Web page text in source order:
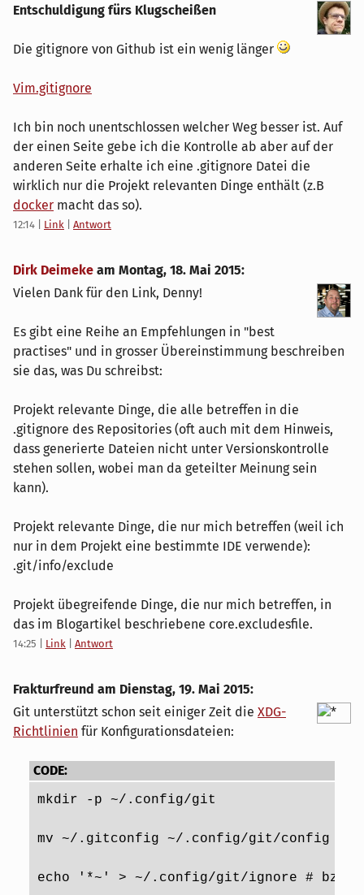
Entschuldigung fürs Klugscheißen
Die gitignore von Github ist ein wenig länger
Vim.gitignore
Ich bin noch unentschlossen welcher Weg besser ist. Auf
der einen Seite gebe ich die Kontrolle ab aber auf der
anderen Seite erhalte ich eine .gitignore Datei die
wirklich nur die Projekt relevanten Dinge enthält (z.B
docker macht das so).
12:14 Link Antwort
Dirk Deimeke am Montag, 18. Mai 2015:
Vielen Dank für den Link, Denny!
Es gibt eine Reihe an Empfehlungen in "best
practises" und in grosser Übereinstimmung beschreiben
sie das, was Du schreibst:
Projekt relevante Dinge, die alle betreffen in die
.gitignore des Repositories (oft auch mit dem Hinweis,
dass generierte Dateien nicht unter Versionskontrolle
stehen sollen, wobei man da geteilter Meinung sein
kann).
Projekt relevante Dinge, die nur mich betreffen (weil ich
nur in dem Projekt eine bestimmte IDE verwende):
.git/info/exclude
Projekt übegreifende Dinge, die nur mich betreffen, in
das im Blogartikel beschriebene core.excludesfile.
14:25 Link Antwort
Frakturfreund am Dienstag, 19. Mai 2015:
Git unterstützt schon seit einiger Zeit die XDG-
Richtlinien für Konfigurationsdateien:
CODE:
mkdir -p ~/.config/git
mv ~/.gitconfig ~/.config/git/config
echo '*~' > ~/.config/git/ignore #